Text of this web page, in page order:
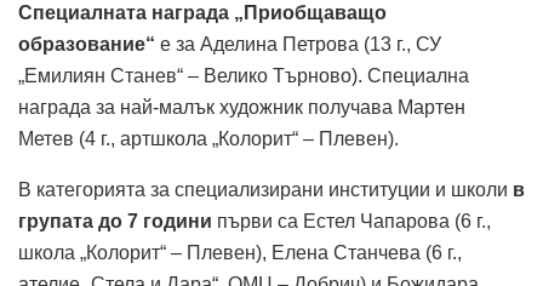
Специалната награда „Приобщаващо
образование“ е за Аделина Петрова (13 г., СУ
„Емилиян Станев“ – Велико Търново). Специална
награда за най-малък художник получава Мартен
Метев (4 г., артшкола „Колорит“ – Плевен).
В категорията за специализирани институции и школи в
групата до 7 години първи са Естел Чапарова (6 г.,
школа „Колорит“ – Плевен), Елена Станчева (6 г.,